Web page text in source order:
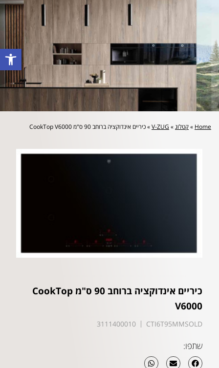
פתח
לייעוץ מקצועי והצעת מחיר: 072-2160644
Home
»קטלוג»
V-ZUG
»כיריים אינדוקציה ברוחב 90 ס"מ CookTop V6000
כיריים אינדוקציה ברוחב 90 ס"מ CookTop
V6000
CTI6T95MMSOLD
3111400010
שתפו: